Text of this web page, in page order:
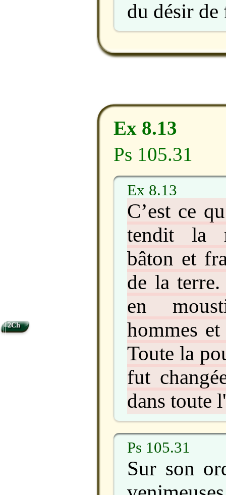
du désir
Ex 8.13
Ps 105.31
Ex 8.13
C’est ce
tendit la
bâton et
de la
en
hommes
Toute la
fut
dans toute
Ps 105.31
Sur son
2Ch